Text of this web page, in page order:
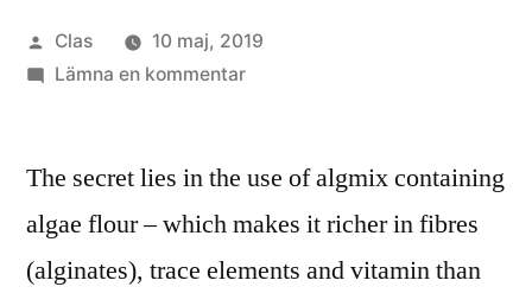
Publicerat
av
Clas
10 maj, 2019
Lämna en kommentartill
the
of
the
The secret lies in the use of algmix containing
algae flour – which makes it richer in fibres
(alginates), trace elements and vitamin than